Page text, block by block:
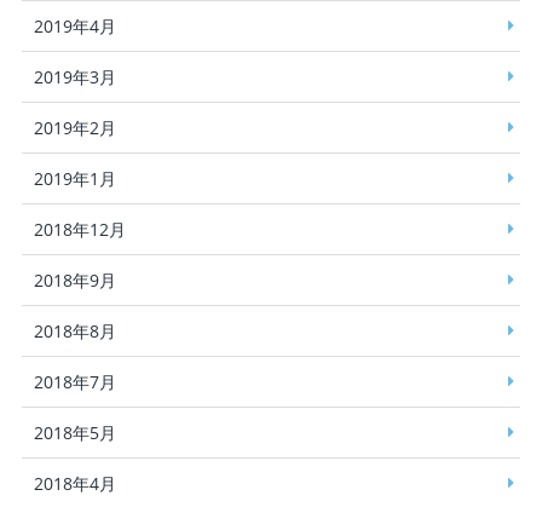
2019年4月
2019年3月
2019年2月
2019年1月
2018年12月
2018年9月
2018年8月
2018年7月
2018年5月
2018年4月